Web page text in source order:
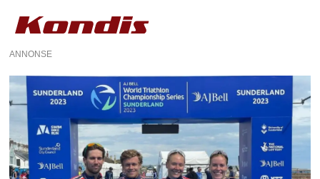
ANNONSE